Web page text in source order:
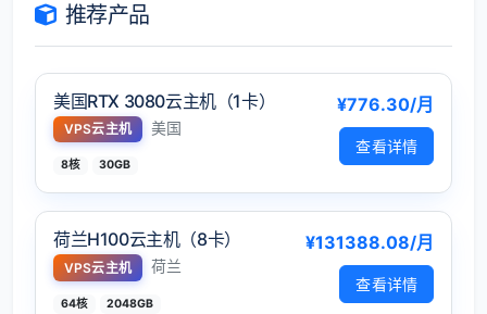
推荐产品
美国RTX 3080云主机（1卡）
VPS云主机 美国
8核 30GB
¥776.30/月
查看详情
荷兰H100云主机（8卡）
VPS云主机 荷兰
64核 2048GB
¥131388.08/月
查看详情